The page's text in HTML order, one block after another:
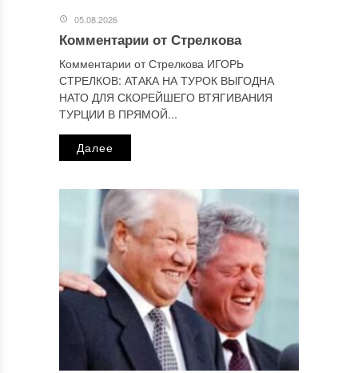
персональных данных.
05.08.2026
Комментарии от Стрелкова
Комментарии от Стрелкова ИГОРЬ
СТРЕЛКОВ: АТАКА НА ТУРОК ВЫГОДНА
НАТО ДЛЯ СКОРЕЙШЕГО ВТЯГИВАНИЯ
ТУРЦИИ В ПРЯМОЙ...
Далее